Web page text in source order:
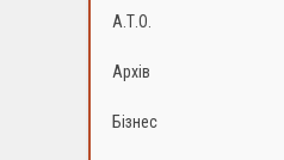
А.Т.О.
Архів
Бізнес